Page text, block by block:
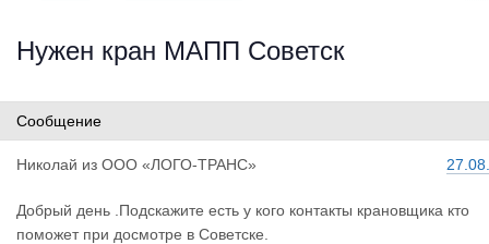
Нужен кран МАПП Советск
Сообщение
Николай из ООО «ЛОГО-ТРАНС»
Добрый день .Подскажите есть у кого контакты крановщика кто
поможет при досмотре в Советске.